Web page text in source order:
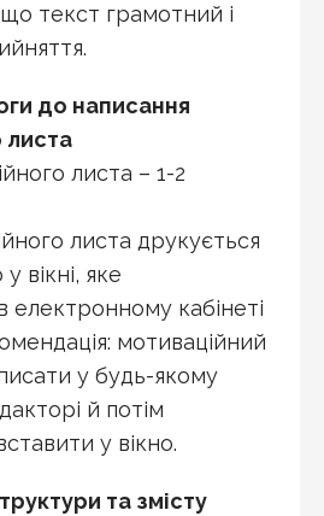
текст грамотний і
до написання
листа
листа – 1-2
листа друкується
вікні, яке
електронному кабінеті
мотиваційний
у будь-якому
й потім
у вікно.
та змісту